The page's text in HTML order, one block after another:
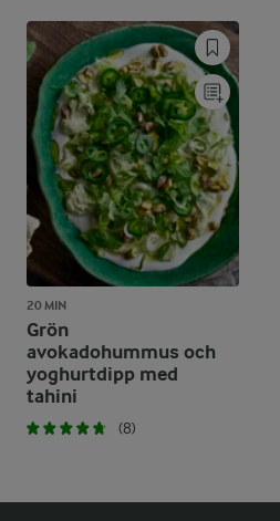
20 MIN
Grön
avokadohummus och
yoghurtdipp med
tahini
(8)